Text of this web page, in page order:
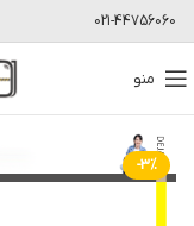
021-44756060
منو
-3%